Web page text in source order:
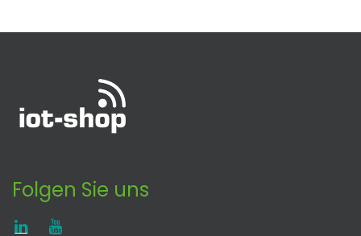
Folgen Sie uns